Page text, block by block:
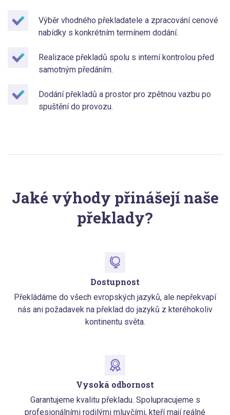
Výběr vhodného překladatele a zpracování cenové
nabídky s konkrétním termínem dodání.
Realizace překladů spolu s interní kontrolou před
samotným předáním.
Dodání překladů a prostor pro zpětnou vazbu po
spuštění do provozu.
Jaké výhody přinášejí naše
překlady?
Dostupnost
Překládáme do všech evropských jazyků, ale nepřekvapí
nás ani požadavek na překlad do jazyků z kteréhokoliv
kontinentu světa.
Vysoká odbornost
Garantujeme kvalitu překladu. Spolupracujeme s
profesionálními rodilými mluvčími, kteří mají reálné